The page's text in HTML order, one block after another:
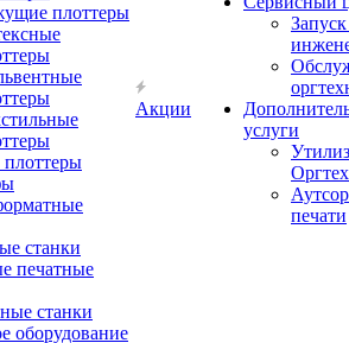
плоттеры
станки
печатные
станки
Акции
услуги
печати